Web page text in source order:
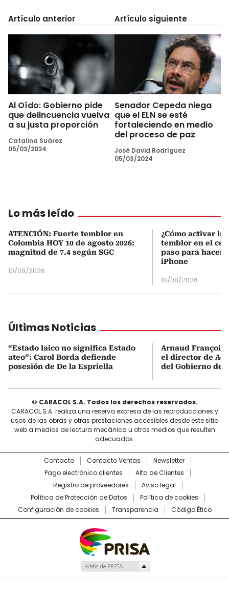
Artículo anterior
Al Oído: Gobierno pide
que delincuencia vuelva
a su justa proporción
Catalina Suárez
05/03/2024
Artículo siguiente
Senador Cepeda niega
que el ELN se esté
fortaleciendo en medio
del proceso de paz
José David Rodríguez
05/03/2024
Lo más leído
ATENCIÓN: Fuerte temblor en
Colombia HOY 10 de agosto 2026:
magnitud de 7.4 según SGC
10/08/2026
¿Cómo activar la
temblor en el
paso para
iPhone
10/08/2026
Últimas Noticias
“Estado laico no significa Estado
ateo”: Carol Borda defiende
posesión de De la Espriella
Arnaud François
el director de
del Gobierno de
© CARACOL S.A. Todos los derechos reservados.
CARACOL S.A. realiza una reserva expresa de las reproducciones y
usos de las obras y otras prestaciones accesibles desde este sitio
web a medios de lectura mecánica u otros medios que resulten
adecuados.
Contacto Contacto Ventas
Newsletter
Pago electrónico clientes
Alta de Clientes
Registro de proveedores
Aviso legal
Política de Protección de Datos
Política de cookies
Configuración de cookies
Transparencia Código Ético